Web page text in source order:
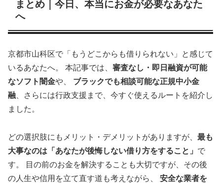
まとめ｜今日、本当にお金が必要なあなた
へ
京都市山科区で「もうどこからも借りられない」と感じて
いるあなたへ。 本記事では、 審査なし・即日融資が可能
なソフト闇金や、 ブラックでも相談可能な正規中小金
融 、さらには行政支援まで、今すぐ使えるルートを紹介し
ました。
どの選択肢にもメリット・デメリットがありますが、 最も
大事なのは「あなたが後悔しない借り方をすること」 で
す。 目の前のお金を解決することも大切ですが、その後
の人生や信用を立て直す道も考えながら、 安全な業者を